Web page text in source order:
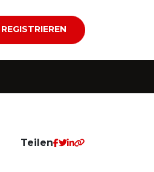
REGISTRIEREN
Teilen